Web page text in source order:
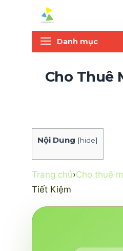
Danh mục
Cho Thuê
Nội Dung [hide]
Trang chủ›Cho thuê
Tiết Kiệm